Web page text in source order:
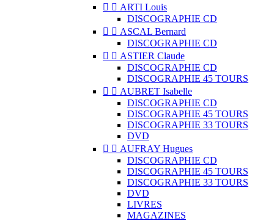
  ARTI Louis
DISCOGRAPHIE CD
  ASCAL Bernard
DISCOGRAPHIE CD
  ASTIER Claude
DISCOGRAPHIE CD
DISCOGRAPHIE 45 TOURS
  AUBRET Isabelle
DISCOGRAPHIE CD
DISCOGRAPHIE 45 TOURS
DISCOGRAPHIE 33 TOURS
DVD
  AUFRAY Hugues
DISCOGRAPHIE CD
DISCOGRAPHIE 45 TOURS
DISCOGRAPHIE 33 TOURS
DVD
LIVRES
MAGAZINES